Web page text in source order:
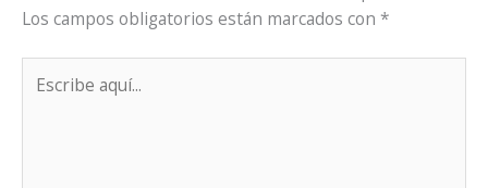
Los campos obligatorios están marcados con *
aquí...